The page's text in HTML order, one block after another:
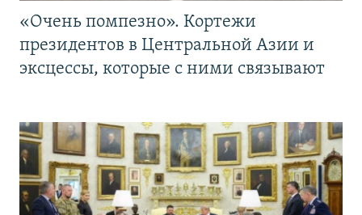
«Очень помпезно». Кортежи
президентов в Центральной Азии и
эксцессы, которые с ними связывают